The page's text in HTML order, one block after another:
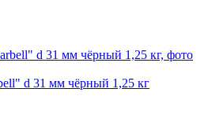
d 31 мм чёрный 1,25 кг